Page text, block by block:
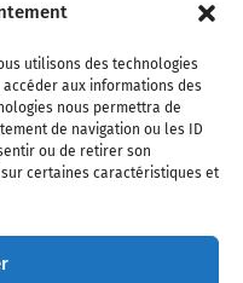
utilisons des technologies
aux informations des
nous permettra de
de navigation ou les ID
ou de retirer son
certaines caractéristiques et